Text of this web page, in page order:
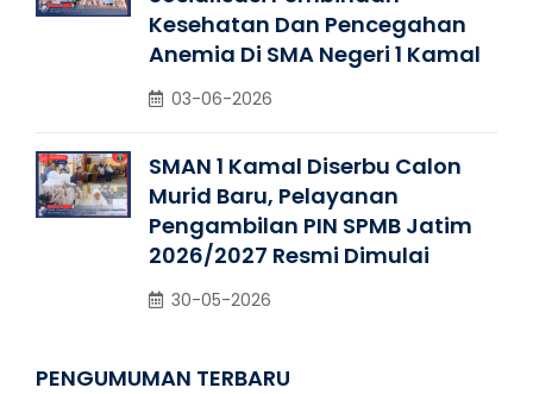
Kesehatan Dan Pencegahan
Anemia Di SMA Negeri 1 Kamal
03-06-2026
SMAN 1 Kamal Diserbu Calon
Murid Baru, Pelayanan
Pengambilan PIN SPMB Jatim
2026/2027 Resmi Dimulai
30-05-2026
PENGUMUMAN TERBARU